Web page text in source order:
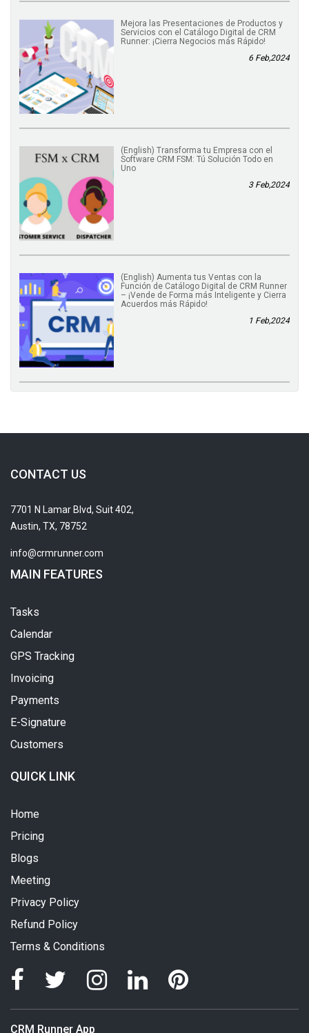
Mejora las Presentaciones de Productos y
Servicios con el Catálogo Digital de CRM
Runner: ¡Cierra Negocios más Rápido!
6 Feb,2024
(English) Transforma tu Empresa con el
Software CRM FSM: Tú Solución Todo en
Uno
3 Feb,2024
(English) Aumenta tus Ventas con la
Función de Catálogo Digital de CRM Runner
– ¡Vende de Forma más Inteligente y Cierra
Acuerdos más Rápido!
1 Feb,2024
CONTACT US
7701 N Lamar Blvd, Suit 402,
Austin, TX, 78752
info@crmrunner.com
MAIN FEATURES
Tasks
Calendar
GPS Tracking
Invoicing
Payments
E-Signature
Customers
QUICK LINK
Home
Pricing
Blogs
Meeting
Privacy Policy
Refund Policy
Terms & Conditions
CRM Runner App